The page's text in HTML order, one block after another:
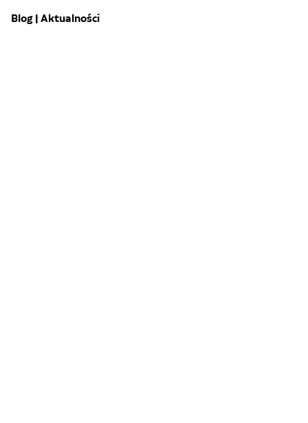
Blog | Aktualności